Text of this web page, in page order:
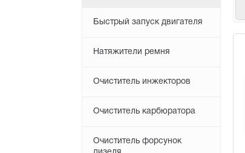
Быстрый запуск двигателя
Натяжители ремня
Очиститель инжекторов
Очиститель карбюратора
Очиститель форсунок